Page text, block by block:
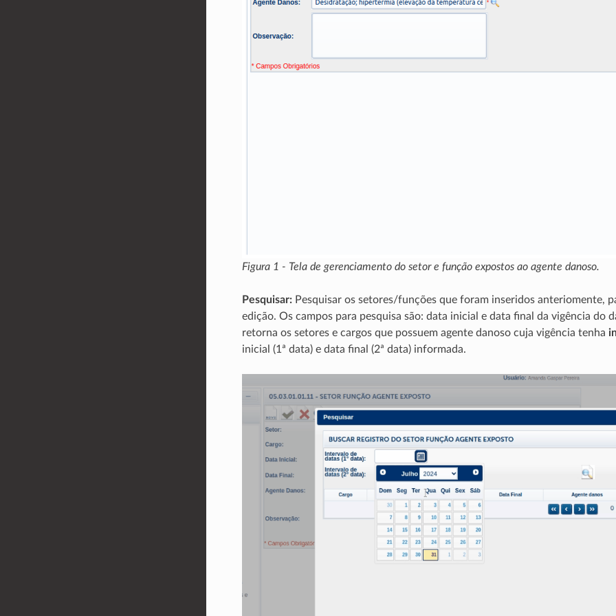
Figura 1 - Tela de gerenciamento do setor e função expostos ao agente danoso.
Pesquisar:Pesquisar os setores/funções que foram inseridos anteriomente,
edição. Os campos para pesquisa são: data inicial e data final da vigência do
retorna os setores e cargos que possuem agente danoso cuja vigência tenha
inicial (1ª data) e data final (2ª data) informada.